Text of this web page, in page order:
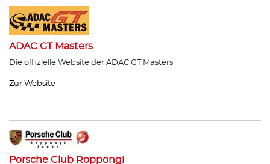
ADAC GT Masters
Die offizielle Website der ADAC GT Masters
Zur Website
Porsche Club Roppongi